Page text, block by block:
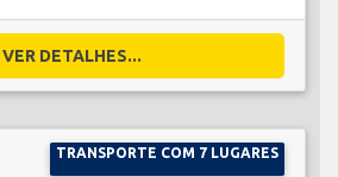
VER DETALHES...
TRANSPORTE COM 7 LUGARES